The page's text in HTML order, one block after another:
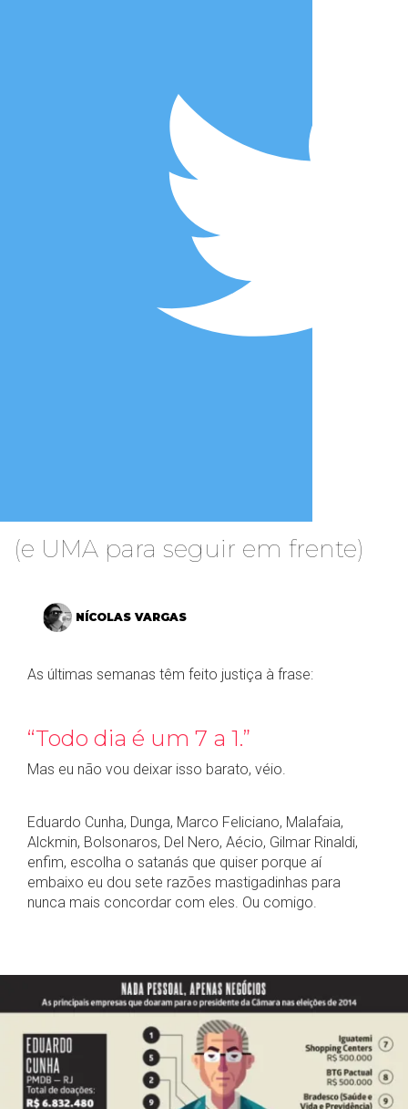
(e UMA para seguir em frente)
NÍCOLAS VARGAS
As últimas semanas têm feito justiça à frase:
“Todo dia é um 7 a 1.”
Mas eu não vou deixar isso barato, véio.
Eduardo Cunha, Dunga, Marco Feliciano, Malafaia,
Alckmin, Bolsonaros, Del Nero, Aécio, Gilmar Rinaldi,
enfim, escolha o satanás que quiser porque aí
embaixo eu dou sete razões mastigadinhas para
nunca mais concordar com eles. Ou comigo.